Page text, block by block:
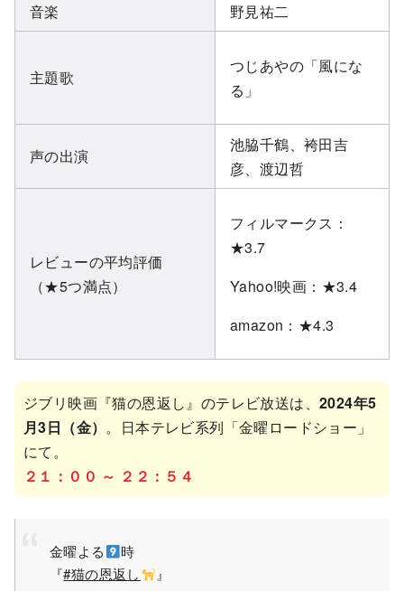
音楽
野見祐二
主題歌
つじあやの「風にな
る」
声の出演
池脇千鶴、袴田吉
彦、渡辺哲
レビューの平均評価
（★5つ満点）
フィルマークス：
★3.7
Yahoo!映画：★3.4
amazon：★4.3
ジブリ映画『猫の恩返し』のテレビ放送は、 2024年5
月3日（金） 。日本テレビ系列「金曜ロードショー」
にて。
２１：００ ～ ２２：５４
金曜よる
時
『#猫の恩返し 』